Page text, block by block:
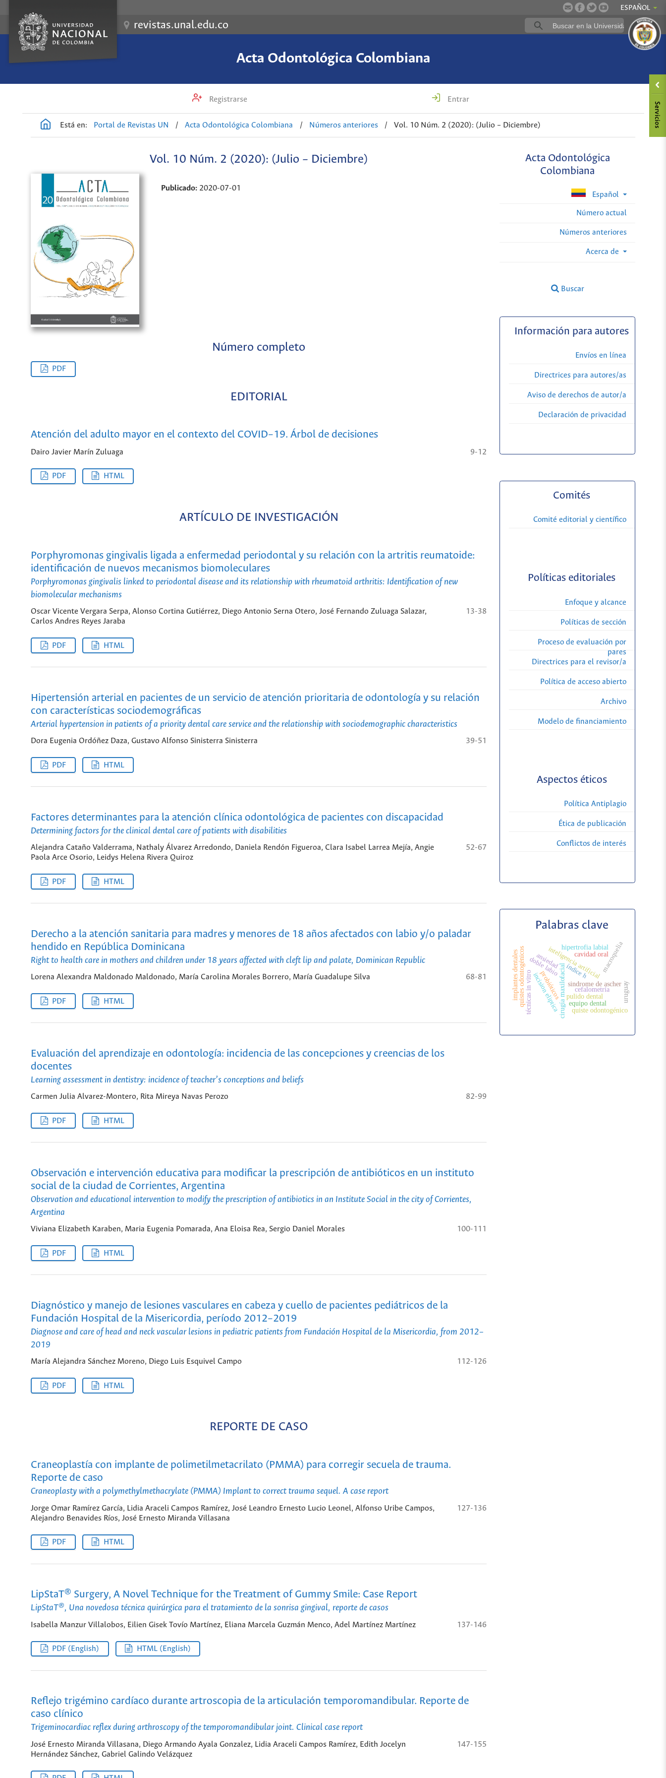
ESPAÑOL
revistas.unal.edu.co
Acta Odontológica Colombiana
Registrarse Entrar
Está en: Portal de Revistas UN / Acta Odontológica Colombiana / Números anteriores / Vol. 10 Núm. 2 (2020): (Julio – Diciembre)
Acta Odontológica
Colombiana
Español
Número actual
Números anteriores
Acerca de
Buscar
Vol. 10 Núm. 2 (2020): (Julio – Diciembre)
Publicado: 2020-07-01
Número completo
PDF
EDITORIAL
Atención del adulto mayor en el contexto del COVID–19. Árbol de decisiones
Dairo Javier Marín Zuluaga 9-12
PDF HTML
ARTÍCULO DE INVESTIGACIÓN
Porphyromonas gingivalis ligada a enfermedad periodontal y su relación con la artritis reumatoide:
identificación de nuevos mecanismos biomoleculares
Porphyromonas gingivalis linked to periodontal disease and its relationship with rheumatoid arthritis: Identification of new
biomolecular mechanisms
Oscar Vicente Vergara Serpa, Alonso Cortina Gutiérrez, Diego Antonio Serna Otero, José Fernando Zuluaga Salazar,
Carlos Andres Reyes Jaraba
13-38
PDF HTML
Hipertensión arterial en pacientes de un servicio de atención prioritaria de odontología y su relación
con características sociodemográficas
Arterial hypertension in patients of a priority dental care service and the relationship with sociodemographic characteristics
Dora Eugenia Ordóñez Daza, Gustavo Alfonso Sinisterra Sinisterra 39-51
PDF HTML
Factores determinantes para la atención clínica odontológica de pacientes con discapacidad
Determining factors for the clinical dental care of patients with disabilities
Alejandra Cataño Valderrama, Nathaly Álvarez Arredondo, Daniela Rendón Figueroa, Clara Isabel Larrea Mejía, Angie
Paola Arce Osorio, Leidys Helena Rivera Quiroz
52-67
PDF HTML
Derecho a la atención sanitaria para madres y menores de 18 años afectados con labio y/o paladar
hendido en República Dominicana
Right to health care in mothers and children under 18 years affected with cleft lip and palate, Dominican Republic
Lorena Alexandra Maldonado Maldonado, María Carolina Morales Borrero, María Guadalupe Silva 68-81
PDF HTML
Evaluación del aprendizaje en odontología: incidencia de las concepciones y creencias de los
docentes
Learning assessment in dentistry: incidence of teacher’s conceptions and beliefs
Carmen Julia Alvarez-Montero, Rita Mireya Navas Perozo 82-99
PDF HTML
Observación e intervención educativa para modificar la prescripción de antibióticos en un instituto
social de la ciudad de Corrientes, Argentina
Observation and educational intervention to modify the prescription of antibiotics in an Institute Social in the city of Corrientes,
Argentina
Viviana Elizabeth Karaben, Maria Eugenia Pomarada, Ana Eloisa Rea, Sergio Daniel Morales 100-111
PDF HTML
Diagnóstico y manejo de lesiones vasculares en cabeza y cuello de pacientes pediátricos de la
Fundación Hospital de la Misericordia, período 2012–2019
Diagnose and care of head and neck vascular lesions in pediatric patients from Fundación Hospital de la Misericordia, from 2012–
2019
María Alejandra Sánchez Moreno, Diego Luis Esquivel Campo 112-126
PDF HTML
REPORTE DE CASO
Craneoplastía con implante de polimetilmetacrilato (PMMA) para corregir secuela de trauma.
Reporte de caso
Craneoplasty with a polymethylmethacrylate (PMMA) Implant to correct trauma sequel. A case report
Jorge Omar Ramírez García, Lidia Araceli Campos Ramírez, José Leandro Ernesto Lucio Leonel, Alfonso Uribe Campos,
Alejandro Benavides Ríos, José Ernesto Miranda Villasana
127-136
PDF HTML
LipStaT® Surgery, A Novel Technique for the Treatment of Gummy Smile: Case Report
LipStaT®, Una novedosa técnica quirúrgica para el tratamiento de la sonrisa gingival, reporte de casos
Isabella Manzur Villalobos, Eilien Gisek Tovío Martínez, Eliana Marcela Guzmán Menco, Adel Martínez Martínez 137-146
PDF (English) HTML (English)
Reflejo trigémino cardíaco durante artroscopia de la articulación temporomandibular. Reporte de
caso clínico
Trigeminocardiac reflex during arthroscopy of the temporomandibular joint. Clinical case report
José Ernesto Miranda Villasana, Diego Armando Ayala Gonzalez, Lidia Araceli Campos Ramírez, Edith Jocelyn
Hernández Sánchez, Gabriel Galindo Velázquez
147-155
Información para autores
Envíos en línea
Directrices para autores/as
Aviso de derechos de autor/a
Declaración de privacidad
Comités
Comité editorial y científico
Políticas editoriales
Enfoque y alcance
Políticas de sección
Proceso de evaluación por
pares
Directrices para el revisor/a
Política de acceso abierto
Archivo
Modelo de financiamiento
Aspectos éticos
Política Antiplagio
Ética de publicación
Conflictos de interés
Palabras clave
cirugía maxilofacial
inteligencia artificial
doble labio
sindrome de ascher
macroquelia
incision eliptica
hipertrofia labial
técnicas in vitro pulido dental
equipo dental
cefalometría
quiste odontogénico
quistes odontogénicos ansiedad cavidad oral
implantes dentales índice h
probióticos uruguay